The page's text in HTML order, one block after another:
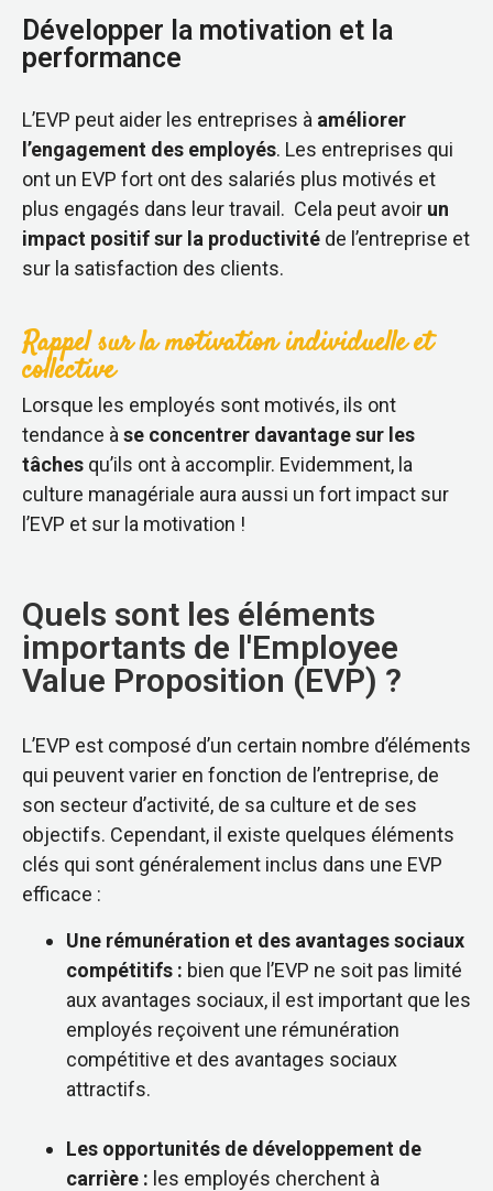
Développer la motivation et la
performance
L’EVP peut aider les entreprises à améliorer
l’engagement des employés. Les entreprises qui
ont un EVP fort ont des salariés plus motivés et
plus engagés dans leur travail. Cela peut avoir un
impact positif sur la productivité de l’entreprise et
sur la satisfaction des clients.
Rappel sur la motivation individuelle et
collective
Lorsque les employés sont motivés, ils ont
tendance à se concentrer davantage sur les
tâches qu’ils ont à accomplir. Evidemment, la
culture managériale aura aussi un fort impact sur
l’EVP et sur la motivation !
Quels sont les éléments
importants de l'Employee
Value Proposition (EVP) ?
L’EVP est composé d’un certain nombre d’éléments
qui peuvent varier en fonction de l’entreprise, de
son secteur d’activité, de sa culture et de ses
objectifs. Cependant, il existe quelques éléments
clés qui sont généralement inclus dans une EVP
efficace :
Une rémunération et des avantages sociaux
compétitifs : bien que l’EVP ne soit pas limité
aux avantages sociaux, il est important que les
employés reçoivent une rémunération
compétitive et des avantages sociaux
attractifs.
Les opportunités de développement de
carrière : les employés cherchent à